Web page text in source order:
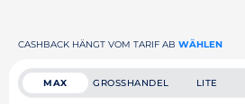
CASHBACK HÄNGT VOM TARIF AB WÄHLEN
MAX GROSSHANDEL LITE